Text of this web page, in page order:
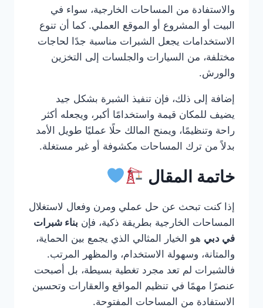
والاستفادة من المساحات الخارجية، سواء في
البيت أو المشروع أو الموقع العملي. كما أن تنوع
الاستخدامات يجعل الشبرات مناسبة جدًا لحاجات
مختلفة، من السيارات والجلسات إلى التخزين
والورش.
إضافة إلى ذلك، فإن تنفيذ الشبرة بشكل جيد
يضيف للمكان قيمة واستخدامًا أكبر، ويجعله أكثر
راحة وتنظيمًا، ويمنح المالك حلًا عمليًا طويل الأمد
بدلاً من ترك المساحات مكشوفة أو غير مستغلة.
خاتمة المقال
إذا كنت تبحث عن حل عملي ومرن وفعال لاستغلال
المساحات الخارجية بطريقة ذكية، فإن بناء شبرات
في دبي هو الخيار المثالي الذي يجمع بين الحماية،
والمتانة، وسهولة الاستخدام، والمظهر المرتب.
فالشبرات لم تعد مجرد تغطية بسيطة، بل أصبحت
عنصرًا مهمًا في تنظيم المواقع والعقارات وتحسين
الاستفادة من المساحات المفتوحة.